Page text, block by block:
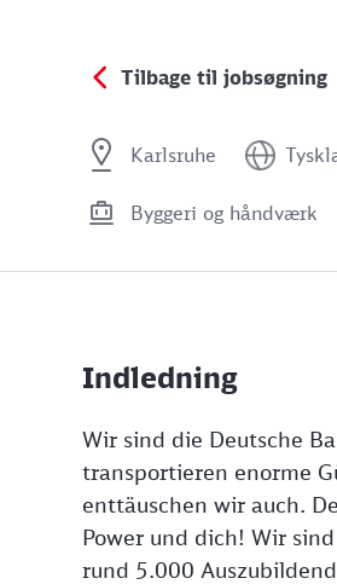
Tilbage til jobsøgning
Karlsruhe
Byggeri og håndværk
Indledning
Wir sind die Deutsche
transportieren enorme
enttäuschen wir auch.
Power und dich! Wir
rund 5.000